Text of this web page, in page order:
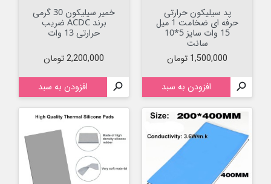
پد سیلیکون حرارتی
حرفه ای ضخامت 1 میل
15 وات سایز 5*10
سانت
قیمت
1,500,000 تومان
 افزودن به سبد
خمیر سیلیکون 30 گرمی
برند ACDC ضریب
حرارتی 13 وات
قیمت
2,200,000 تومان
 افزودن به سبد